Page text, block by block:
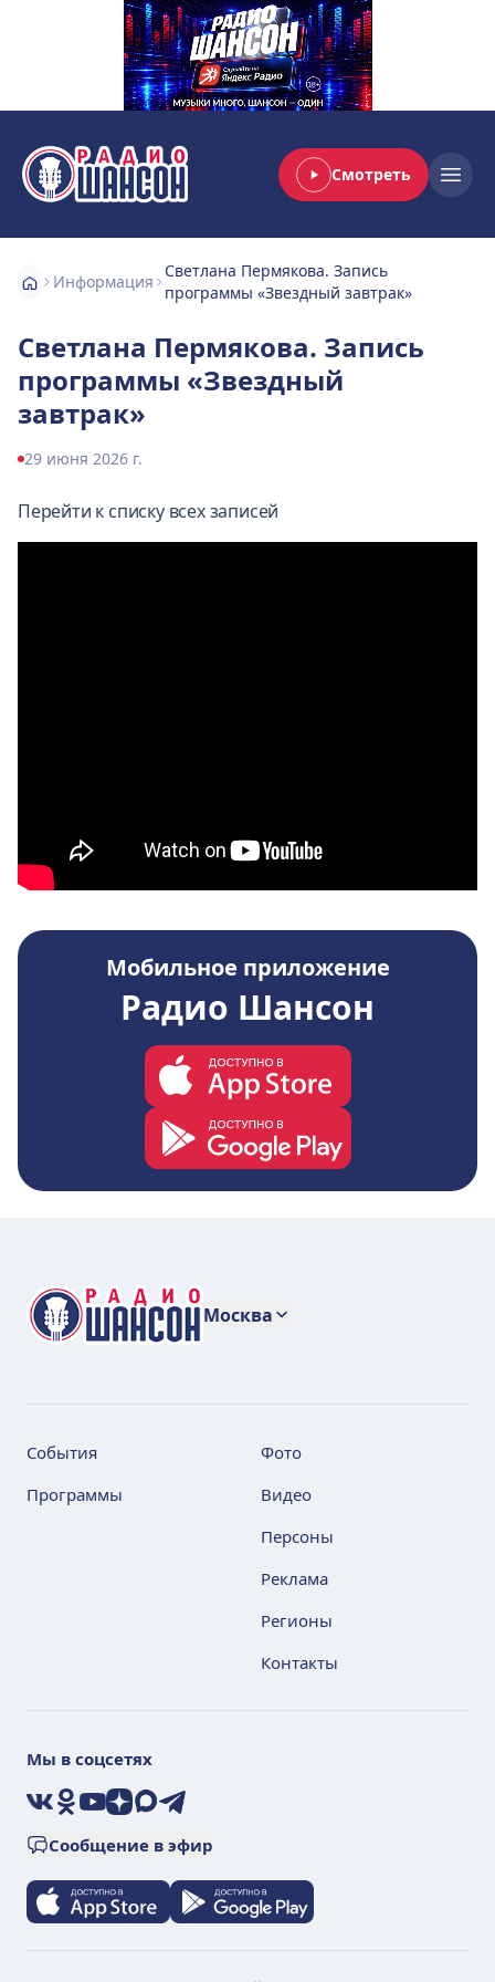
Радио Шансон Смотреть
Информация
Светлана Пермякова. Запись
программы «Звездный завтрак»
Светлана Пермякова. Запись
программы «Звездный
завтрак»
29 июня 2026 г.
Перейти к списку всех записей
Мобильное приложение
Радио Шансон
Москва
События
Программы
Фото
Видео
Персоны
Реклама
Регионы
Контакты
Мы в соцсетях
VKOkYouTube
ДзенMaxTelegram
Сообщение в эфир